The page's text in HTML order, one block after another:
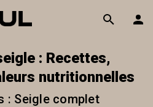
: Recettes,
nutritionnelles
: Seigle complet